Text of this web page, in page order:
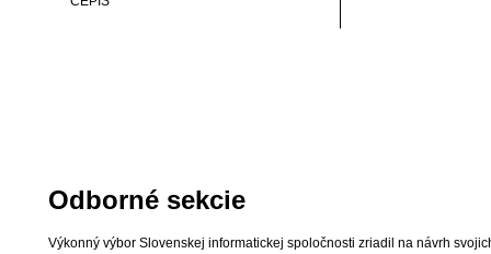
Odborné sekcie
Výkonný výbor Slovenskej informatickej spoločnosti zriadil na návrh